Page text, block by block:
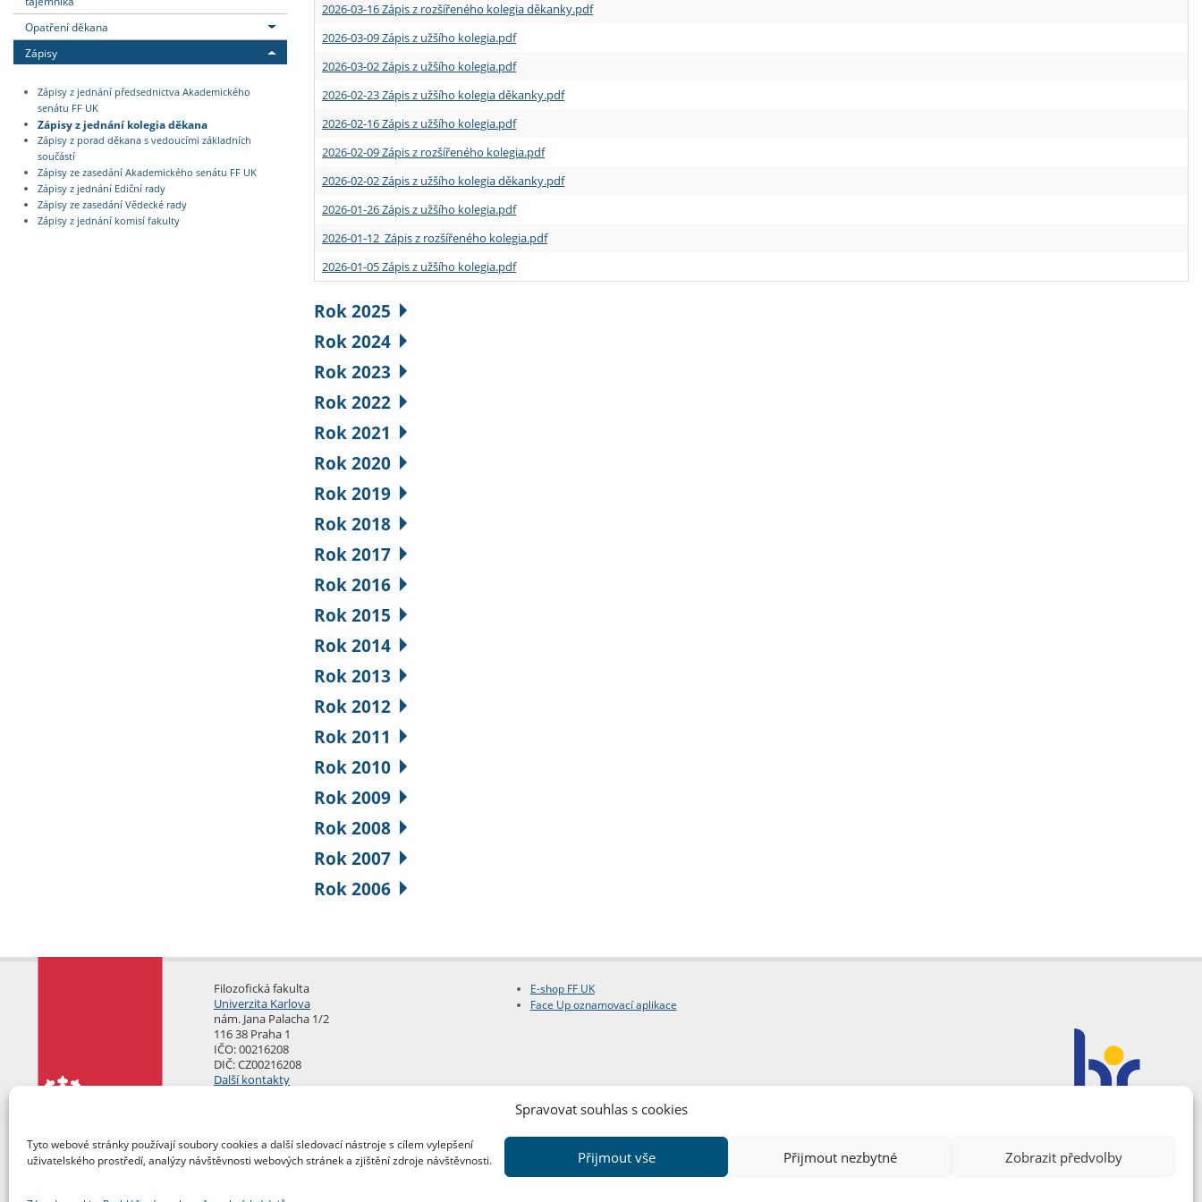
Spravovat souhlas s cookies
Tyto webové stránky používají soubory cookies a další sledovací nástroje s cílem vylepšení
uživatelského prostředí, analýzy návštěvnosti webových stránek a zjištění zdroje návštěvnosti.
Přijmout vše Přijmout nezbytné Zobrazit předvolby
Opatření děkana
Zápisy
Zápisy z jednání předsednictva Akademického
senátu FF UK
Zápisy z jednání kolegia děkana
Zápisy z porad děkana s vedoucími základních
součástí
Zápisy ze zasedání Akademického senátu FF UK
Zápisy z jednání Ediční rady
Zápisy ze zasedání Vědecké rady
Zápisy z jednání komisí fakulty
2026-03-16 Zápis z rozšířeného kolegia děkanky.pdf
2026-03-09 Zápis z užšího kolegia.pdf
2026-03-02 Zápis z užšího kolegia.pdf
2026-02-23 Zápis z užšího kolegia děkanky.pdf
2026-02-16 Zápis z užšího kolegia.pdf
2026-02-09 Zápis z rozšířeného kolegia.pdf
2026-02-02 Zápis z užšího kolegia děkanky.pdf
2026-01-26 Zápis z užšího kolegia.pdf
2026-01-12 Zápis z rozšířeného kolegia.pdf
2026-01-05 Zápis z užšího kolegia.pdf
Rok 2025
Rok 2024
Rok 2023
Rok 2022
Rok 2021
Rok 2020
Rok 2019
Rok 2018
Rok 2017
Rok 2016
Rok 2015
Rok 2014
Rok 2013
Rok 2012
Rok 2011
Rok 2010
Rok 2009
Rok 2008
Rok 2007
Rok 2006
Filozofická fakulta
Univerzita Karlova
nám. Jana Palacha 1/2
116 38 Praha 1
IČO: 00216208
DIČ: CZ00216208
Další kontakty
E-shop FF UK
Face Up oznamovací aplikace